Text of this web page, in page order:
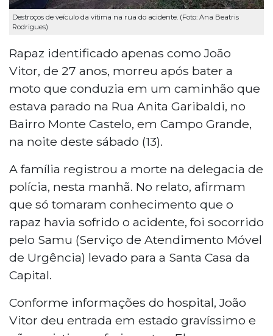
Destroços de veículo da vítima na rua do acidente. (Foto: Ana Beatris
Rodrigues)
Rapaz identificado apenas como João
Vitor, de 27 anos, morreu após bater a
moto que conduzia em um caminhão que
estava parado na Rua Anita Garibaldi, no
Bairro Monte Castelo, em Campo Grande,
na noite deste sábado (13).
A família registrou a morte na delegacia de
polícia, nesta manhã. No relato, afirmam
que só tomaram conhecimento que o
rapaz havia sofrido o acidente, foi socorrido
pelo Samu (Serviço de Atendimento Móvel
de Urgência) levado para a Santa Casa da
Capital.
Conforme informações do hospital, João
Vitor deu entrada em estado gravíssimo e